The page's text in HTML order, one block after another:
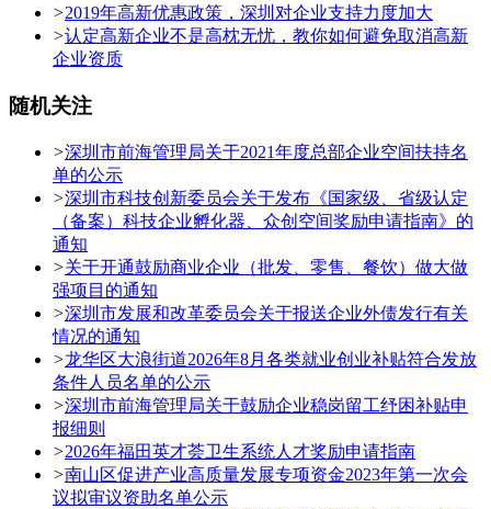
>2019年高新优惠政策，深圳对企业支持力度加大
>认定高新企业不是高枕无忧，教你如何避免取消高新
企业资质
随机关注
>深圳市前海管理局关于2021年度总部企业空间扶持名
单的公示
>深圳市科技创新委员会关于发布《国家级、省级认定
（备案）科技企业孵化器、众创空间奖励申请指南》的
通知
>关于开通鼓励商业企业（批发、零售、餐饮）做大做
强项目的通知
>深圳市发展和改革委员会关于报送企业外债发行有关
情况的通知
>龙华区大浪街道2026年8月各类就业创业补贴符合发放
条件人员名单的公示
>深圳市前海管理局关于鼓励企业稳岗留工纾困补贴申
报细则
>2026年福田英才荟卫生系统人才奖励申请指南
>南山区促进产业高质量发展专项资金2023年第一次会
议拟审议资助名单公示